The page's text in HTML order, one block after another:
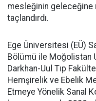
mesleğinin geleceğine
taçlandırdı.
Ege Üniversitesi (EÜ)
Bölümü ile Moğolistan
Darkhan-Uul Tıp
Hemşirelik ve Ebelik
Etmeye Yönelik Sanal